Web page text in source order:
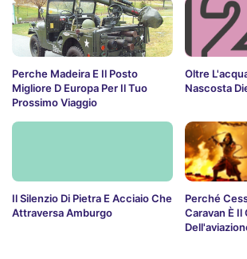
Perche Madeira E Il Posto
Migliore D Europa Per Il Tuo
Prossimo Viaggio
Oltre
Nascosta
Il Silenzio Di Pietra E Acciaio Che
Attraversa Amburgo
Perché
Caravan È Il